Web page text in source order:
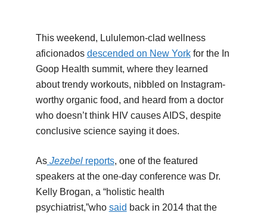
This weekend, Lululemon-clad wellness
aficionados descended on New Yorkfor the In
Goop Health summit, where they learned
about trendy workouts, nibbled on Instagram-
worthy organic food, and heard from a doctor
who doesn’t think HIV causes AIDS, despite
conclusive science saying it does.
As Jezebel reports, one of the featured
speakers at the one-day conference was Dr.
Kelly Brogan, a “holistic health
psychiatrist,”who said back in 2014 that the